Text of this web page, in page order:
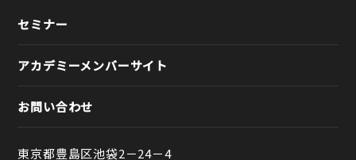
セミナー
アカデミーメンバーサイト
お問い合わせ
東京都豊島区池袋2－24－4